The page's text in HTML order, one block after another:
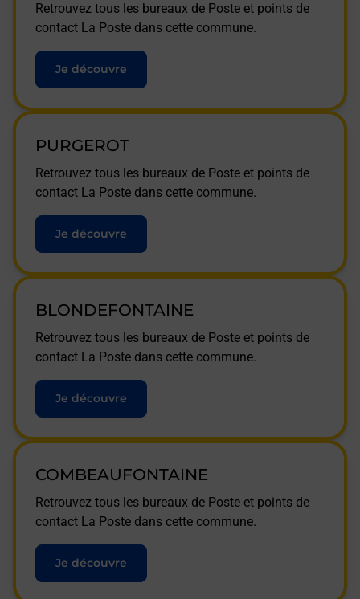
Retrouvez tous les bureaux de Poste et points de
contact La Poste dans cette commune.
Je découvre
PURGEROT
Retrouvez tous les bureaux de Poste et points de
contact La Poste dans cette commune.
Je découvre
BLONDEFONTAINE
Retrouvez tous les bureaux de Poste et points de
contact La Poste dans cette commune.
Je découvre
COMBEAUFONTAINE
Retrouvez tous les bureaux de Poste et points de
contact La Poste dans cette commune.
Je découvre